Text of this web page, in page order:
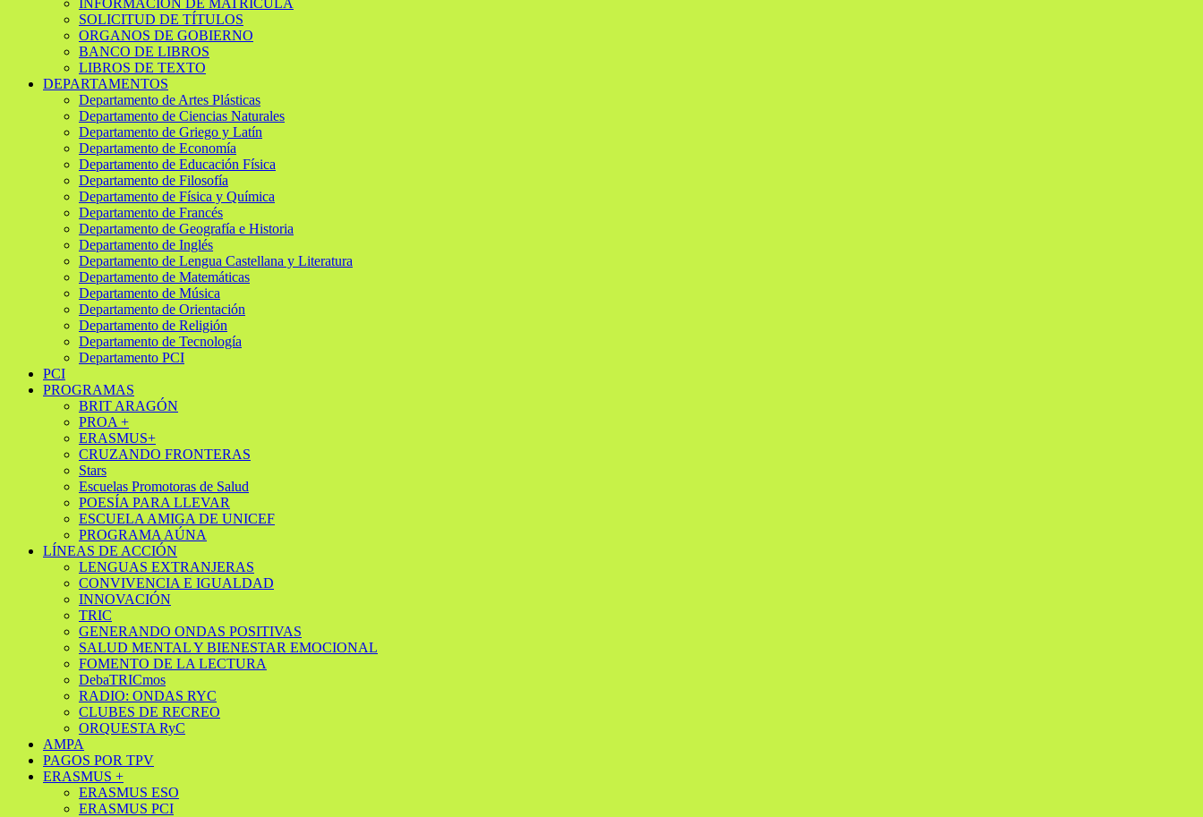
INFORMACIÓN DE MATRÍCULA
SOLICITUD DE TÍTULOS
ORGANOS DE GOBIERNO
BANCO DE LIBROS
LIBROS DE TEXTO
DEPARTAMENTOS
Departamento de Artes Plásticas
Departamento de Ciencias Naturales
Departamento de Griego y Latín
Departamento de Economía
Departamento de Educación Física
Departamento de Filosofía
Departamento de Física y Química
Departamento de Francés
Departamento de Geografía e Historia
Departamento de Inglés
Departamento de Lengua Castellana y Literatura
Departamento de Matemáticas
Departamento de Música
Departamento de Orientación
Departamento de Religión
Departamento de Tecnología
Departamento PCI
PCI
PROGRAMAS
BRIT ARAGÓN
PROA +
ERASMUS+
CRUZANDO FRONTERAS
Stars
Escuelas Promotoras de Salud
POESÍA PARA LLEVAR
ESCUELA AMIGA DE UNICEF
PROGRAMA AÚNA
LÍNEAS DE ACCIÓN
LENGUAS EXTRANJERAS
CONVIVENCIA E IGUALDAD
INNOVACIÓN
TRIC
GENERANDO ONDAS POSITIVAS
SALUD MENTAL Y BIENESTAR EMOCIONAL
FOMENTO DE LA LECTURA
DebaTRICmos
RADIO: ONDAS RYC
CLUBES DE RECREO
ORQUESTA RyC
AMPA
PAGOS POR TPV
ERASMUS +
ERASMUS ESO
ERASMUS PCI